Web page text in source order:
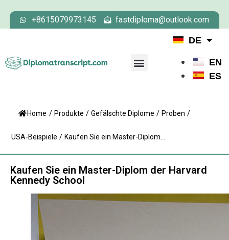
+8615079973145 fastdiploma@outlook.com
DE
EN
ES
Home / Produkte / Gefälschte Diplome / Proben /
USA-Beispiele / Kaufen Sie ein Master-Diplom...
Kaufen Sie ein Master-Diplom der Harvard
Kennedy School